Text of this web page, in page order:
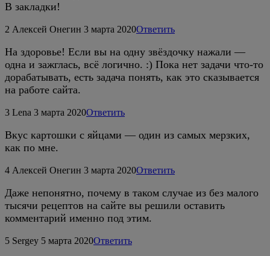
В закладки!
2 Алексей Онегин 3 марта 2020Ответить
На здоровье! Если вы на одну звёздочку нажали —
одна и зажглась, всё логично. :) Пока нет задачи что-то
дорабатывать, есть задача понять, как это сказывается
на работе сайта.
3 Lena 3 марта 2020Ответить
Вкус картошки с яйцами — один из самых мерзких,
как по мне.
4 Алексей Онегин 3 марта 2020Ответить
Даже непонятно, почему в таком случае из без малого
тысячи рецептов на сайте вы решили оставить
комментарий именно под этим.
5 Sergey 5 марта 2020Ответить